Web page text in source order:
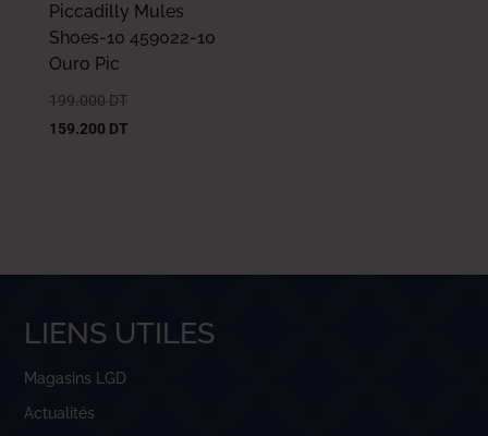
Piccadilly Mules
Shoes-10 459022-10
Ouro Pic
199.000 DT
159.200 DT
LIENS UTILES
Magasins LGD
Actualités